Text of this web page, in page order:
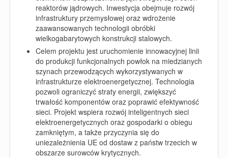
reaktorów jądrowych. Inwestycja obejmuje rozwój
infrastruktury przemysłowej oraz wdrożenie
zaawansowanych technologii obróbki
wielkogabarytowych konstrukcji stalowych.
Celem projektu jest uruchomienie innowacyjnej linii
do produkcji funkcjonalnych powłok na miedzianych
szynach przewodzących wykorzystywanych w
infrastrukturze elektroenergetycznej. Technologia
pozwoli ograniczyć straty energii, zwiększyć
trwałość komponentów oraz poprawić efektywność
sieci. Projekt wspiera rozwój inteligentnych sieci
elektroenergetycznych oraz gospodarki o obiegu
zamkniętym, a także przyczynia się do
uniezależnienia UE od dostaw z państw trzecich w
obszarze surowców krytycznych.